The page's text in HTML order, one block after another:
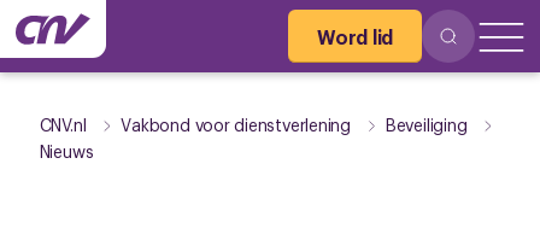
Word lid
CNV.nl Vakbond voor dienstverlening
Beveiliging
Nieuws